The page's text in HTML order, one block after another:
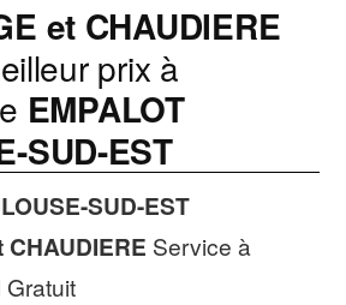
et CHAUDIERE
prix à
EMPALOT
SUD-EST
SUD-EST
CHAUDIERE Service à
Gratuit